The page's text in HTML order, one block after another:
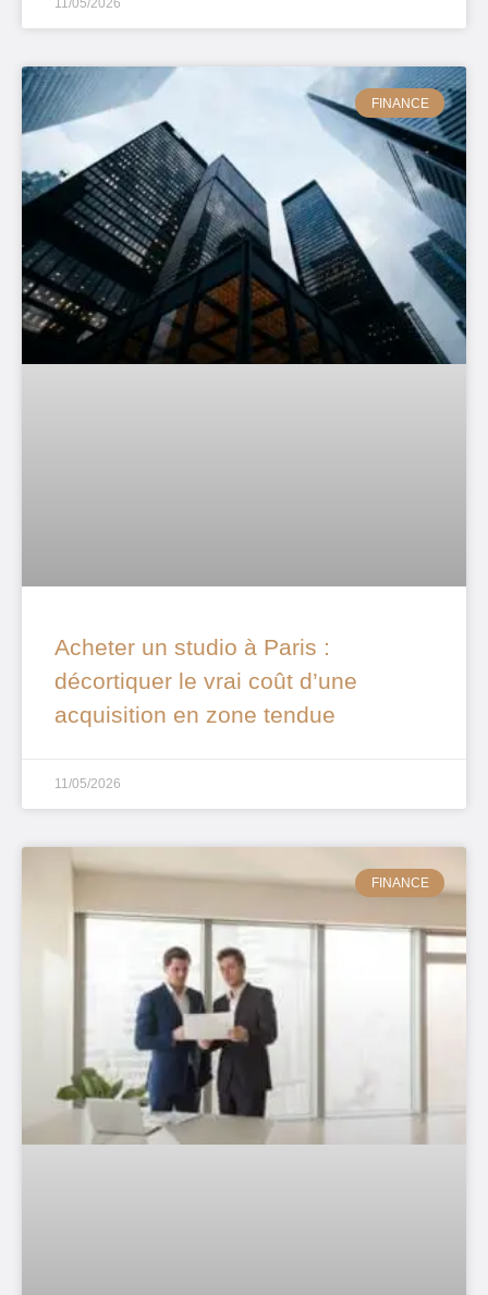
11/05/2026
FINANCE
Acheter un studio à Paris :
décortiquer le vrai coût d’une
acquisition en zone tendue
11/05/2026
FINANCE